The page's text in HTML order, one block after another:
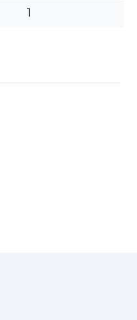
1